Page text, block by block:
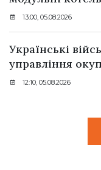
13:00, 05.08.2026
Українські
управління
12:10, 05.08.2026